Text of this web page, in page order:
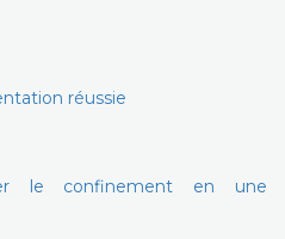
réussie
le confinement en une